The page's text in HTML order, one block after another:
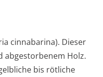
cinnabarina). Dieser
abgestorbenem Holz.
bis rötliche